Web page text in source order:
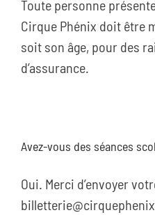
Toute personne
Cirque Phénix doit être
soit son âge, pour des
d’assurance.
Avez-vous des séances
Oui. Merci d’envoyer